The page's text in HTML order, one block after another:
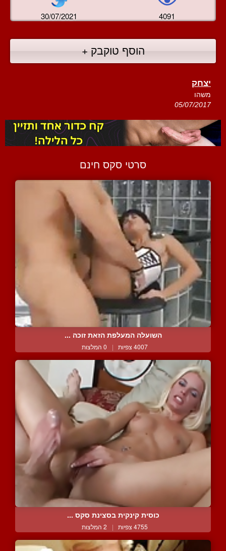
30/07/2021 4091
הוסף טוקבק +
יצחק
משהו
05/07/2017
סרטי סקס חינם
השועלה המעלפת הזאת זוכה ...
4007 צפיות | 0 המלצות
כוסית קינקית בסצינת סקס ...
4755 צפיות | 2 המלצות